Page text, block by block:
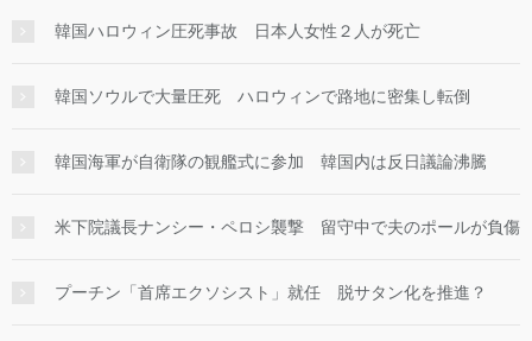
韓国ハロウィン圧死事故 日本人女性２人が死亡
韓国ソウルで大量圧死 ハロウィンで路地に密集し転倒
韓国海軍が自衛隊の観艦式に参加 韓国内は反日議論沸騰
米下院議長ナンシー・ペロシ襲撃 留守中で夫のポールが負傷
プーチン「首席エクソシスト」就任 脱サタン化を推進？